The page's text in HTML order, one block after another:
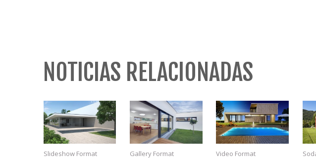
NOTICIAS RELACIONADAS
Slideshow Format Gallery Format Video Format